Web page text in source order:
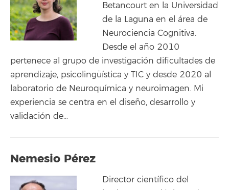
Betancourt en la Universidad
de la Laguna en el área de
Neurociencia Cognitiva.
Desde el año 2010
pertenece al grupo de investigación dificultades de
aprendizaje, psicolingüística y TIC y desde 2020 al
laboratorio de Neuroquímica y neuroimagen. Mi
experiencia se centra en el diseño, desarrollo y
validación de…
Nemesio Pérez
Director científico del